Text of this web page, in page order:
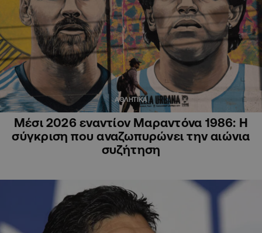
ΑΘΛΗΤΙΚΑ
Μέσι 2026 εναντίον Μαραντόνα 1986: Η
σύγκριση που αναζωπυρώνει την αιώνια
συζήτηση